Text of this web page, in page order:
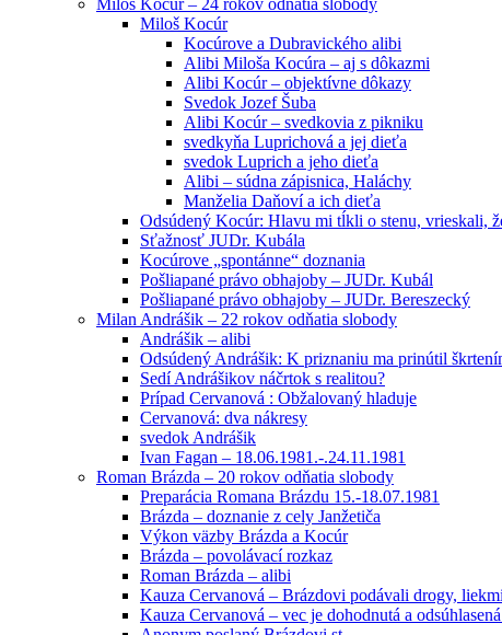
Miloš Kocúr
Kocúrove a Dubravického alibi
Alibi Miloša Kocúra – aj s dôkazmi
Alibi Kocúr – objektívne dôkazy
Svedok Jozef Šuba
Alibi Kocúr – svedkovia z pikniku
svedkyňa Luprichová a jej dieťa
svedok Luprich a jeho dieťa
Alibi – súdna zápisnica, Haláchy
Manželia Daňoví a ich dieťa
Odsúdený Kocúr: Hlavu mi tĺkli o stenu, vrieskali,
Sťažnosť JUDr. Kubála
Kocúrove „spontánne“ doznania
Pošliapané právo obhajoby – JUDr. Kubál
Pošliapané právo obhajoby – JUDr. Bereszecký
Milan Andrášik – 22 rokov odňatia slobody
Andrášik – alibi
Odsúdený Andrášik: K priznaniu ma prinútil
Sedí Andrášikov náčrtok s realitou?
Prípad Cervanová : Obžalovaný hladuje
Cervanová: dva nákresy
svedok Andrášik
Ivan Fagan – 18.06.1981.-.24.11.1981
Roman Brázda – 20 rokov odňatia slobody
Preparácia Romana Brázdu 15.-18.07.1981
Brázda – doznanie z cely Janžetiča
Výkon väzby Brázda a Kocúr
Brázda – povolávací rozkaz
Roman Brázda – alibi
Kauza Cervanová – Brázdovi podávali drogy,
Kauza Cervanová – vec je dohodnutá a